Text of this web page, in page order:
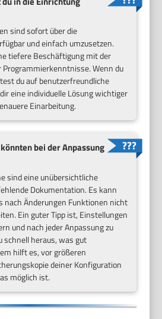
sind sofort über die
und einfach umzusetzen.
tiefere Beschäftigung mit der
Wenn du
du auf benutzerfreundliche
eine individuelle Lösung wichtiger
Einarbeitung.
bei der Anpassung
sind eine unübersichtliche
Dokumentation. Es kann
nach Änderungen Funktionen nicht
Ein guter Tipp ist, Einstellungen
und nach jeder Anpassung zu
schnell heraus, was gut
hilft es, vor größeren
deiner Konfiguration
möglich ist.